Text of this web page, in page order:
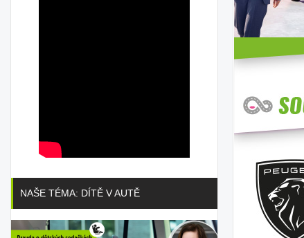
NAŠE TÉMA: DÍTĚ V AUTĚ